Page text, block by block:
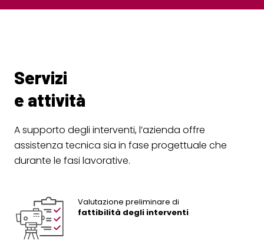
Servizi
e attività
A supporto degli interventi, l’azienda offre
assistenza tecnica sia in fase progettuale che
durante le fasi lavorative.
Valutazione preliminare di
fattibilità degli interventi